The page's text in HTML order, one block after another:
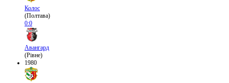
Колос
(Полтава)
0:0
Авангард
(Рівне)
1980